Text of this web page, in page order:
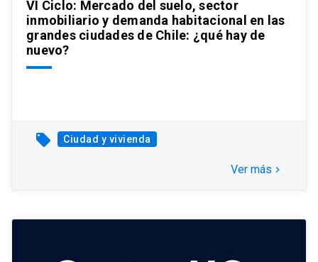
VI Ciclo: Mercado del suelo, sector
inmobiliario y demanda habitacional en las
grandes ciudades de Chile: ¿qué hay de
nuevo?
local_offer Ciudad y vivienda
Ver más keyboard_arrow_right